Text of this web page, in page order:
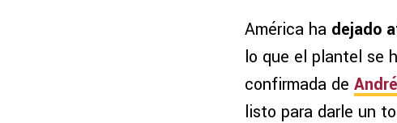
América ha dejado
lo que el plantel se
confirmada de
listo para darle un